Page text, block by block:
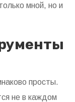
мной, но и
просты.
не в каждом